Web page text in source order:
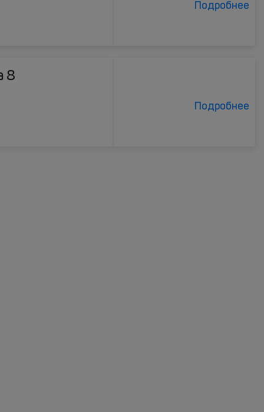
Подробнее
8
Подробнее